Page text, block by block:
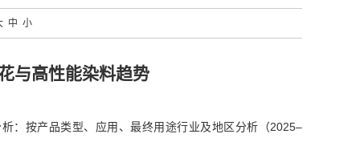
中 小
与高性能染料趋势
：按产品类型、应用、最终用途行业及地区分析（2025–